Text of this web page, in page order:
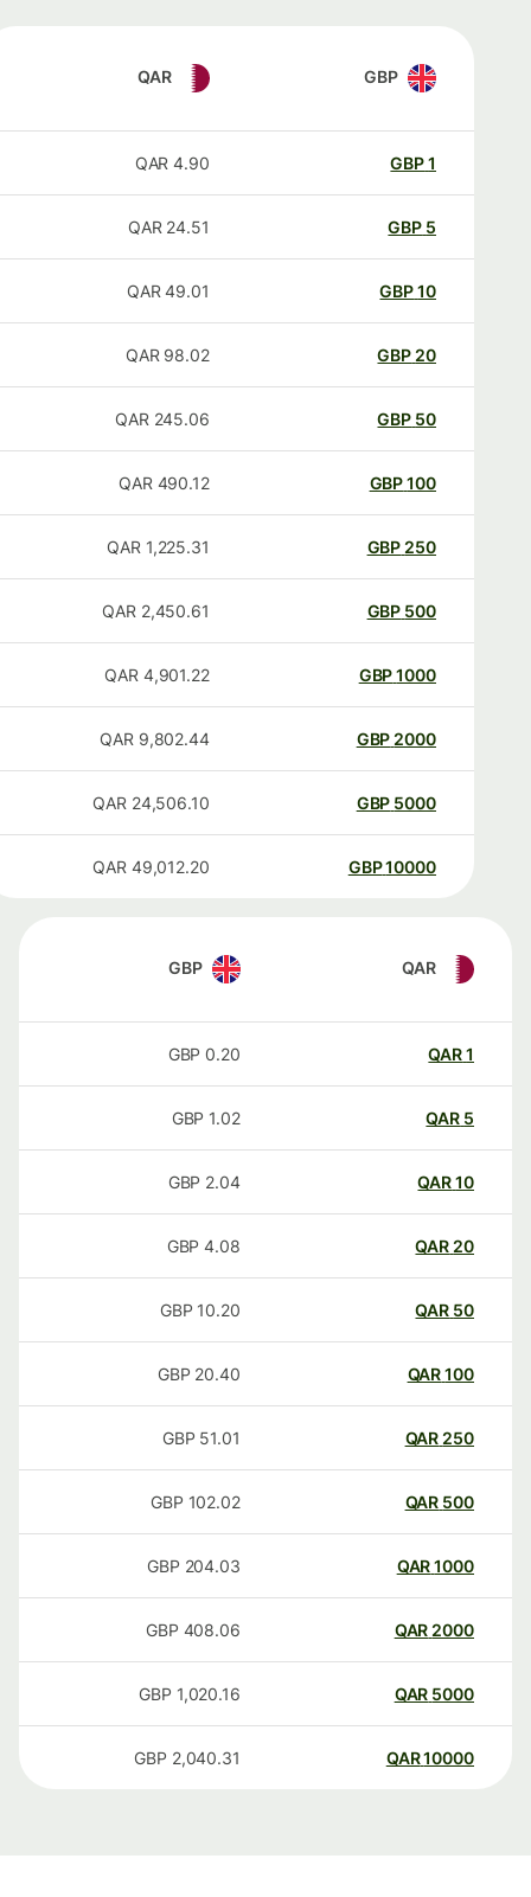
GBP
QAR
GBP
4.90
QAR
GBP
24.51
QAR
GBP
49.01
QAR
20
GBP
98.02
QAR
50
GBP
245.06
QAR
100
GBP
490.12
QAR
250
GBP
1,225.31
QAR
500
GBP
2,450.61
QAR
1000
GBP
4,901.22
QAR
2000
GBP
9,802.44
QAR
5000
GBP
24,506.10
QAR
10000
GBP
49,012.20
QAR
QAR
GBP
QAR
0.20
GBP
QAR
1.02
GBP
QAR
2.04
GBP
20
QAR
4.08
GBP
50
QAR
10.20
GBP
100
QAR
20.40
GBP
250
QAR
51.01
GBP
500
QAR
102.02
GBP
1000
QAR
204.03
GBP
2000
QAR
408.06
GBP
5000
QAR
1,020.16
GBP
10000
QAR
2,040.31
GBP